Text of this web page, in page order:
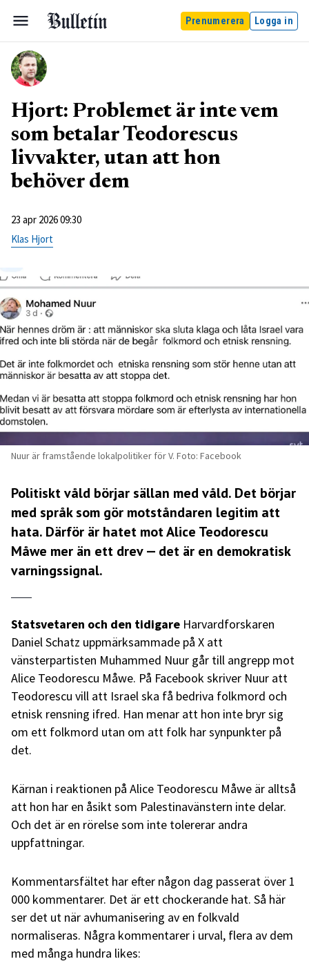
Prenumerera Logga in
Hjort: Problemet är inte vem
som betalar Teodorescus
livvakter, utan att hon
behöver dem
23 apr 2026 09:30
Klas Hjort
Nuur är framstående lokalpolitiker för V. Foto: Facebook
Politiskt våld börjar sällan med våld. Det börjar
med språk som gör motståndaren legitim att
hata. Därför är hatet mot Alice Teodorescu
Måwe mer än ett drev — det är en demokratisk
varningssignal.
Statsvetaren och den tidigare Harvardforskaren
Daniel Schatz uppmärksammade på X att
vänsterpartisten Muhammed Nuur går till angrepp mot
Alice Teodorescu Måwe. På Facebook skriver Nuur att
Teodorescu vill att Israel ska få bedriva folkmord och
etnisk rensning ifred. Han menar att hon inte bryr sig
om ett folkmord utan om att folk har synpunkter på
det.
Kärnan i reaktionen på Alice Teodorescu Måwe är alltså
att hon har en åsikt som Palestinavänstern inte delar.
Och det är en rörelse som inte tolererar andra
uppfattningar.
Kommentarsfältet har efter någon dag passerat över 1
000 kommentarer. Det är ett chockerande hat. Så här
ser det ut när avhumanisering av en folkvald
normaliseras. Några kommentarer i urval, flera av dem
med många hundra likes: